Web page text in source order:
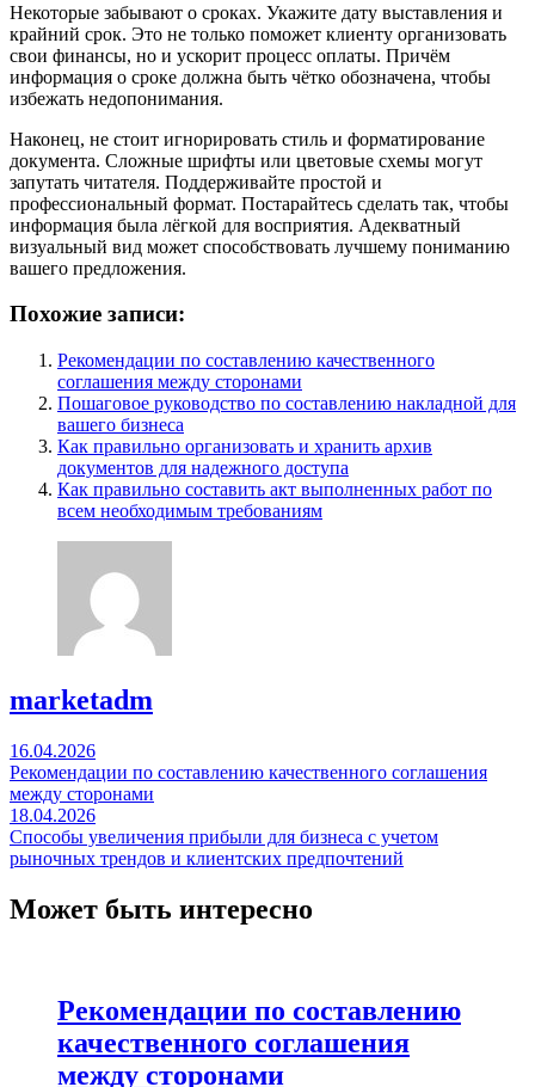
Некоторые забывают о сроках. Укажите дату выставления и
крайний срок. Это не только поможет клиенту организовать
свои финансы, но и ускорит процесс оплаты. Причём
информация о сроке должна быть чётко обозначена, чтобы
избежать недопонимания.
Наконец, не стоит игнорировать стиль и форматирование
документа. Сложные шрифты или цветовые схемы могут
запутать читателя. Поддерживайте простой и
профессиональный формат. Постарайтесь сделать так, чтобы
информация была лёгкой для восприятия. Адекватный
визуальный вид может способствовать лучшему пониманию
вашего предложения.
Похожие записи:
Рекомендации по составлению качественного
соглашения между сторонами
Пошаговое руководство по составлению накладной для
вашего бизнеса
Как правильно организовать и хранить архив
документов для надежного доступа
Как правильно составить акт выполненных работ по
всем необходимым требованиям
marketadm
Навигация
по
записям
16.04.2026
Рекомендации по составлению качественного соглашения
между сторонами
18.04.2026
Способы увеличения прибыли для бизнеса с учетом
рыночных трендов и клиентских предпочтений
Может быть интересно
Рекомендации по составлению
качественного соглашения
между сторонами